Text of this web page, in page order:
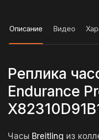
Описание Видео
Реплика
Endurance
Часы Breitling из